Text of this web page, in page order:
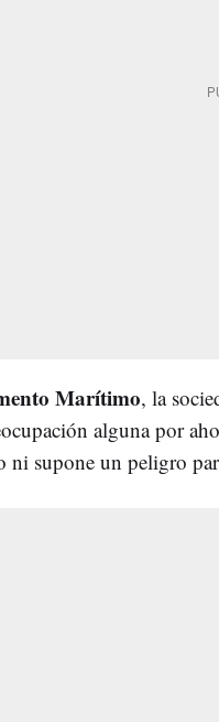
Marítimo, la
alguna por
ni supone un peligro